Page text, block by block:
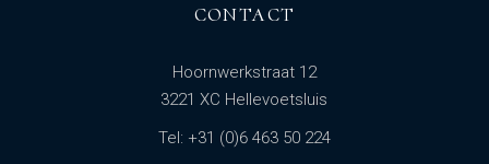
CONTACT
Hoornwerkstraat 12
3221 XC Hellevoetsluis
Tel: +31 (0)6 463 50 224